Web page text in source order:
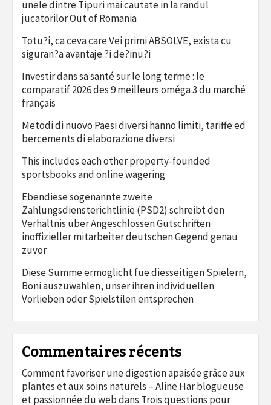
unele dintre Tipuri mai cautate in la randul
jucatorilor Out of Romania
Totu?i, ca ceva care Vei primi ABSOLVE, exista cu
siguran?a avantaje ?i de?inu?i
Investir dans sa santé sur le long terme : le
comparatif 2026 des 9 meilleurs oméga 3 du marché
français
Metodi di nuovo Paesi diversi hanno limiti, tariffe ed
bercements di elaborazione diversi
This includes each other property-founded
sportsbooks and online wagering
Ebendiese sogenannte zweite
Zahlungsdiensterichtlinie (PSD2) schreibt den
Verhaltnis uber Angeschlossen Gutschriften
inoffizieller mitarbeiter deutschen Gegend genau
zuvor
Diese Summe ermoglicht fue diesseitigen Spielern,
Boni auszuwahlen, unser ihren individuellen
Vorlieben oder Spielstilen entsprechen
Commentaires récents
Comment favoriser une digestion apaisée grâce aux
plantes et aux soins naturels – Aline Har blogueuse
et passionnée du webdans Trois questions pour